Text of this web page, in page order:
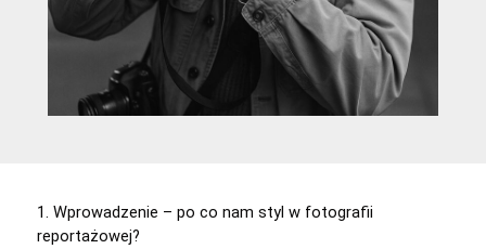
1. Wprowadzenie – po co nam styl w fotografii
reportażowej?